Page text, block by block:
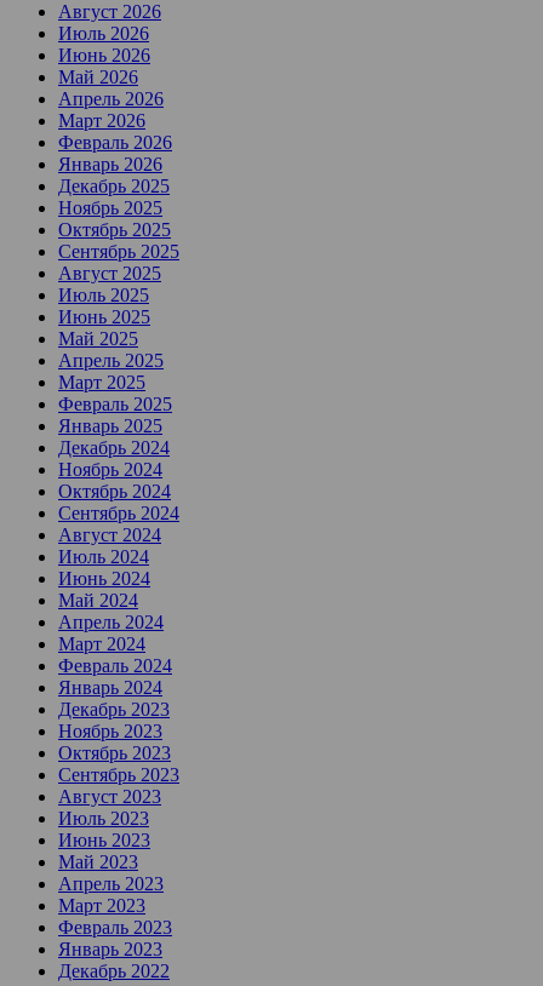
Август 2026
Июль 2026
Июнь 2026
Май 2026
Апрель 2026
Март 2026
Февраль 2026
Январь 2026
Декабрь 2025
Ноябрь 2025
Октябрь 2025
Сентябрь 2025
Август 2025
Июль 2025
Июнь 2025
Май 2025
Апрель 2025
Март 2025
Февраль 2025
Январь 2025
Декабрь 2024
Ноябрь 2024
Октябрь 2024
Сентябрь 2024
Август 2024
Июль 2024
Июнь 2024
Май 2024
Апрель 2024
Март 2024
Февраль 2024
Январь 2024
Декабрь 2023
Ноябрь 2023
Октябрь 2023
Сентябрь 2023
Август 2023
Июль 2023
Июнь 2023
Май 2023
Апрель 2023
Март 2023
Февраль 2023
Январь 2023
Декабрь 2022